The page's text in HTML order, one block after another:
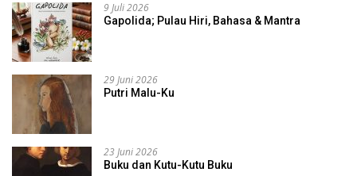
9 Juli 2026
Gapolida; Pulau Hiri, Bahasa & Mantra
29 Juni 2026
Putri Malu-Ku
23 Juni 2026
Buku dan Kutu-Kutu Buku